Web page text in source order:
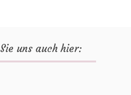
uns auch hier: